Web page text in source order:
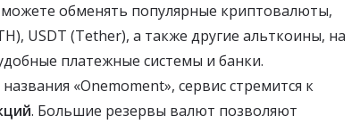
обменять популярные криптовалюты,
USDT (Tether), а также другие альткоины, на
платежные системы и банки.
названия «Onemoment», сервис стремится к
. Большие резервы валют позволяют